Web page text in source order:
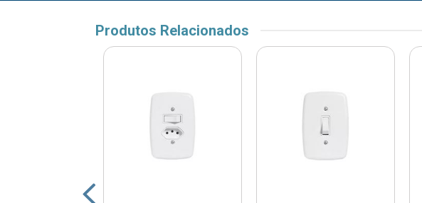
Produtos Relacionados